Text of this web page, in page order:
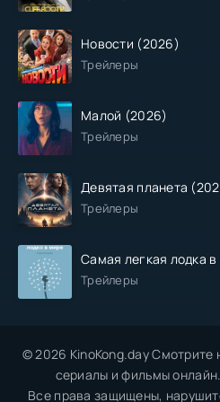
Новости (2026)
Трейлеры
Малой (2026)
Трейлеры
Девятая планета
Трейлеры
Самая легкая лодка
Трейлеры
© 2026 KinoKong.day Смотрите
сериалы и фильмы онлайн.
Все права защищены,